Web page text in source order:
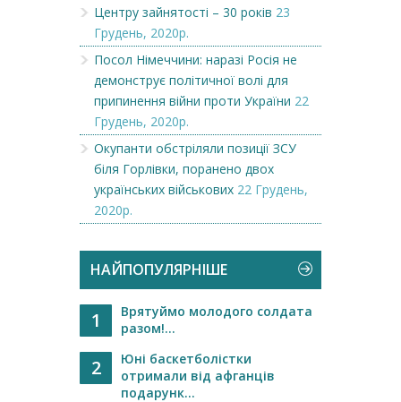
Центру зайнятості – 30 років 23
Грудень, 2020р.
Посол Німеччини: наразі Росія не
демонструє політичної волі для
припинення війни проти України 22
Грудень, 2020р.
Окупанти обстріляли позиції ЗСУ
біля Горлівки, поранено двох
українських військових 22 Грудень,
2020р.
НАЙПОПУЛЯРНІШЕ
1
Врятуймо молодого солдата
разом!...
2
Юні баскетболістки
отримали від афганців
подарунк...